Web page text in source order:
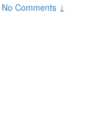
No Comments ↓